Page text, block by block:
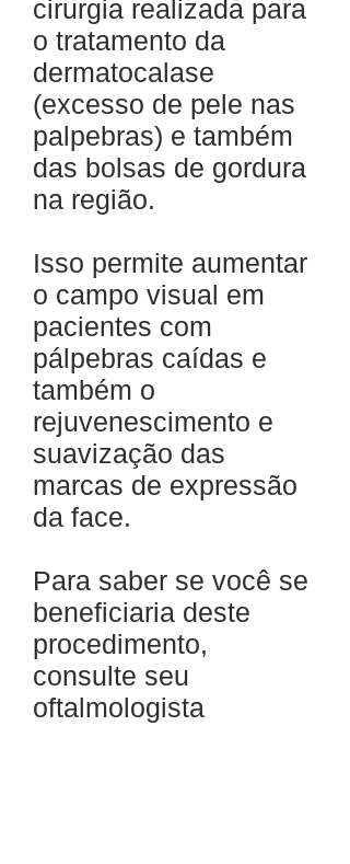
cirurgia realizada para
o tratamento da
dermatocalase
(excesso de pele nas
palpebras) e também
das bolsas de gordura
na região.
Isso permite aumentar
o campo visual em
pacientes com
pálpebras caídas e
também o
rejuvenescimento e
suavização das
marcas de expressão
da face.
Para saber se você se
beneficiaria deste
procedimento,
consulte seu
oftalmologista